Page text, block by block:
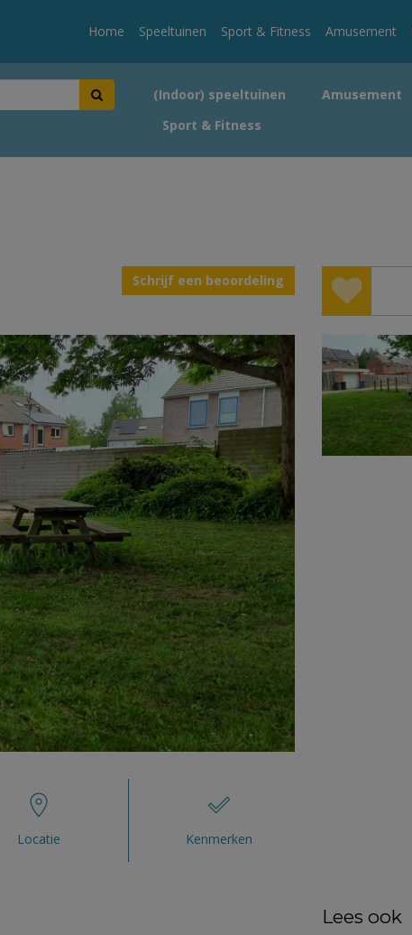
Home Speeltuinen Sport & Fitness Amusement
(Indoor) speeltuinen Amusement
Sport & Fitness
Schrijf een beoordeling
Locatie Kenmerken
Lees ook